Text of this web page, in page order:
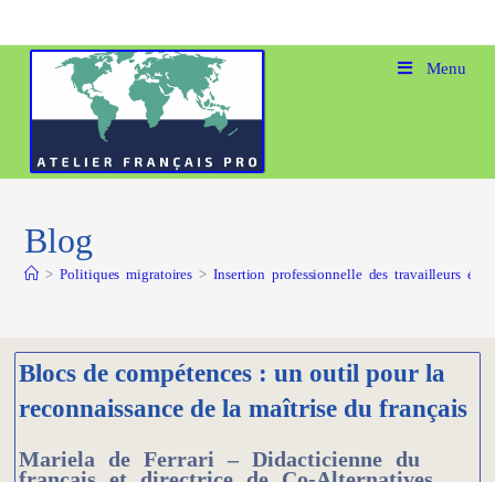
Menu
Blog
> Politiques migratoires > Insertion professionnelle des travailleurs
Blocs de compétences : un outil pour la
reconnaissance de la maîtrise du français
Mariela de Ferrari – Didacticienne du